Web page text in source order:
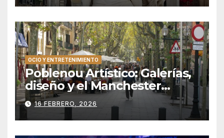
OCIO Y ENTRETENIMIENTO
Poblenou Artístico: Galerías,
diseño y el Manchester
catalán
16 FEBRERO, 2026